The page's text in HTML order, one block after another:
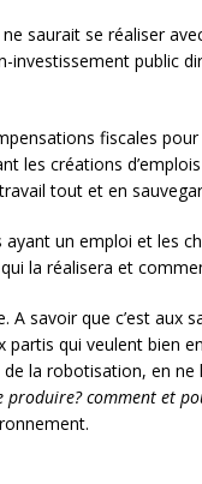
saurait se réaliser
investissement public
fiscales pour
les créations
tout et en
un emploi et les
la réalisera et
savoir que c’est aux
qui veulent bien
la robotisation, en ne
produire? comment et